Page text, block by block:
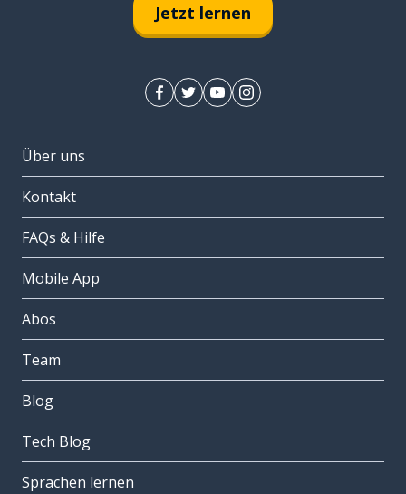
Jetzt lernen
Über uns
Kontakt
FAQs & Hilfe
Mobile App
Abos
Team
Blog
Tech Blog
Sprachen lernen